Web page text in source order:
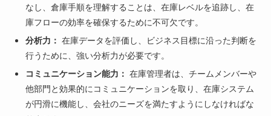
なし、倉庫手順を理解することは、在庫レベルを追跡し、在
庫フローの効率を確保するために不可欠です。
分析力： 在庫データを評価し、ビジネス目標に沿った判断を
行うために、強い分析力が必要です。
コミュニケーション能力： 在庫管理者は、チームメンバーや
他部門と効果的にコミュニケーションを取り、在庫システム
が円滑に機能し、会社のニーズを満たすようにしなければな